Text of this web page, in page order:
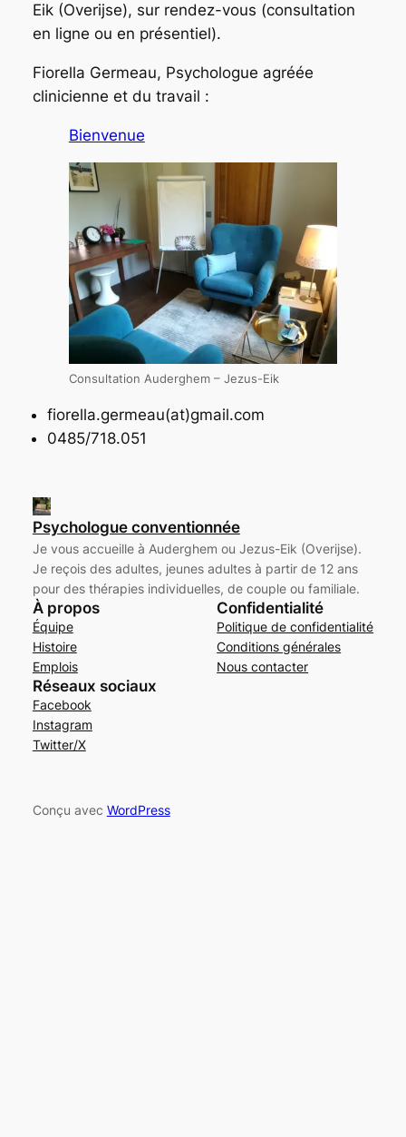
Eik (Overijse), sur rendez-vous (consultation
en ligne ou en présentiel).
Fiorella Germeau, Psychologue agréée
clinicienne et du travail :
Bienvenue
Consultation Auderghem – Jezus-Eik
fiorella.germeau(at)gmail.com
0485/718.051
Psychologue conventionnée
Je vous accueille à Auderghem ou Jezus-Eik (Overijse).
Je reçois des adultes, jeunes adultes à partir de 12 ans
pour des thérapies individuelles, de couple ou familiale.
À propos
Équipe
Histoire
Emplois
Confidentialité
Politique de confidentialité
Conditions générales
Nous contacter
Réseaux sociaux
Facebook
Instagram
Twitter/X
Conçu avec WordPress